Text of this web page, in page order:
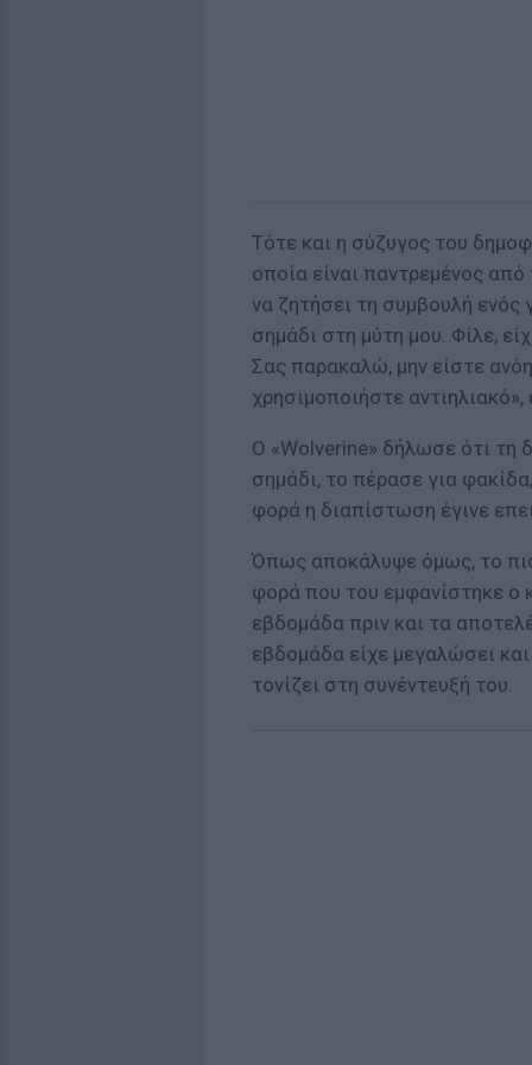
Τότε και η σύζυγος του
οποία είναι παντρεμένος
να ζητήσει τη συμβουλή ενός
σημάδι στη μύτη μου. Φίλε,
Σας παρακαλώ, μην είστε
χρησιμοποιήστε
Ο «Wolverine» δήλωσε ότι τη
σημάδι, το πέρασε για
φορά η διαπίστωση έγινε
Όπως αποκάλυψε όμως, το πιο
φορά που του εμφανίστηκε ο
εβδομάδα πριν και τα
εβδομάδα είχε μεγαλώσει
τονίζει στη συνέντευξή του.